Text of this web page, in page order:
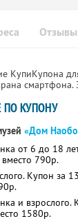
Отзывы
КупиКупона
смартфона.
ПО КУПОНУ
«Дом
от 6 до 18
790р.
Купон за
и
1580р.